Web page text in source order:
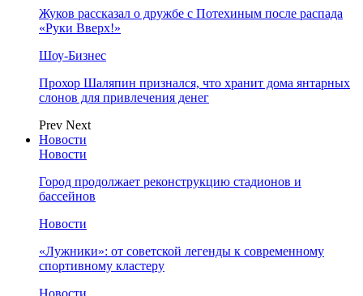
Жуков рассказал о дружбе с Потехиным после распада
«Руки Вверх!»
Шоу-Бизнес
Прохор Шаляпин признался, что хранит дома янтарных
слонов для привлечения денег
Prev Next
Новости
Новости
Город продолжает реконструкцию стадионов и
бассейнов
Новости
«Лужники»: от советской легенды к современному
спортивному кластеру
Новости